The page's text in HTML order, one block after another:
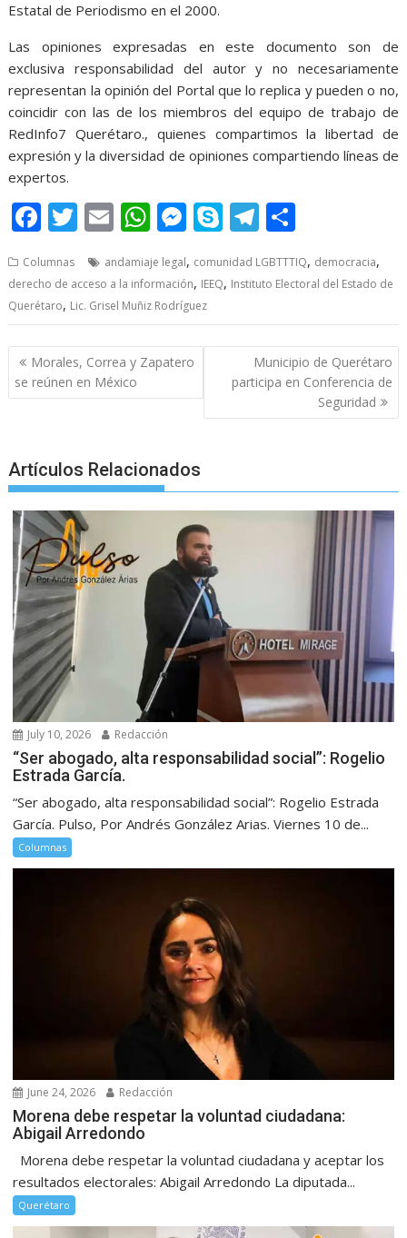
Estatal de Periodismo en el 2000.
Las opiniones expresadas en este documento son de
exclusiva responsabilidad del autor y no necesariamente
representan la opinión del Portal que lo replica y pueden o no,
coincidir con las de los miembros del equipo de trabajo de
RedInfo7 Querétaro., quienes compartimos la libertad de
expresión y la diversidad de opiniones compartiendo líneas de
expertos.
F
e
b
o
o
k
T
itt
er
E
ai
l
W
at
s
A
p
p
M
ss
e
n
g
er
S
y
e
T
e
a
m
ar
Columnas andamiaje legal, comunidad LGBTTTIQ, democracia,
derecho de acceso a la información, IEEQ, Instituto Electoral del Estado de
Querétaro, Lic. Grisel Muñiz Rodríguez
Post
navigation
Morales, Correa y Zapatero
se reúnen en México
Municipio de Querétaro
participa en Conferencia de
Seguridad
Artículos Relacionados
July 10, 2026 Redacción
“Ser abogado, alta responsabilidad social”: Rogelio
Estrada García.
“Ser abogado, alta responsabilidad social”: Rogelio Estrada
García. Pulso, Por Andrés González Arias. Viernes 10 de...
Columnas
June 24, 2026 Redacción
Morena debe respetar la voluntad ciudadana:
Abigail Arredondo
Morena debe respetar la voluntad ciudadana y aceptar los
resultados electorales: Abigail Arredondo La diputada...
Querétaro